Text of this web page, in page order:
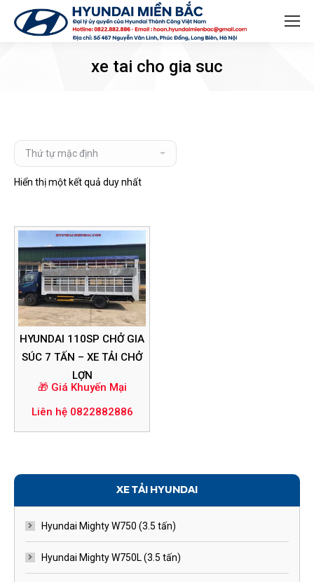
Search:
xe tai cho gia suc
Hiển thị một kết quả duy nhất
HYUNDAI 110SP CHỞ GIA
SÚC 7 TẤN – XE TẢI CHỞ
LỢN
🎁 Giá Khuyến Mại
Liên hệ 0822882886
XE TẢI HYUNDAI
Hyundai Mighty W750 (3.5 tấn)
Hyundai Mighty W750L (3.5 tấn)